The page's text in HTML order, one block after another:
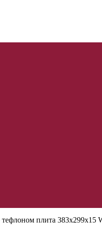
плита 383х299х15